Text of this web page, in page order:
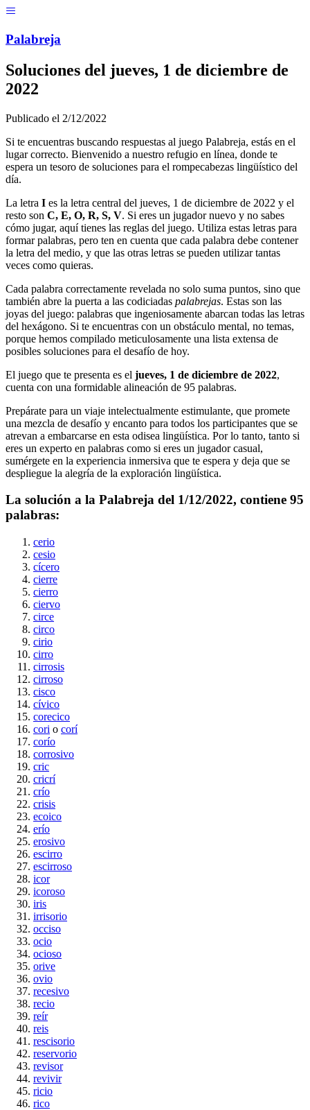
Palabreja
Soluciones del jueves, 1 de diciembre de
2022
Publicado el 2/12/2022
Si te encuentras buscando respuestas al juego Palabreja, estás en el
lugar correcto. Bienvenido a nuestro refugio en línea, donde te
espera un tesoro de soluciones para el rompecabezas lingüístico del
día.
La letra I es la letra central del jueves, 1 de diciembre de 2022 y el
resto son C, E, O, R, S, V. Si eres un jugador nuevo y no sabes
cómo jugar, aquí tienes las reglas del juego. Utiliza estas letras para
formar palabras, pero ten en cuenta que cada palabra debe contener
la letra del medio, y que las otras letras se pueden utilizar tantas
veces como quieras.
Cada palabra correctamente revelada no solo suma puntos, sino que
también abre la puerta a las codiciadas palabrejas. Estas son las
joyas del juego: palabras que ingeniosamente abarcan todas las letras
del hexágono. Si te encuentras con un obstáculo mental, no temas,
porque hemos compilado meticulosamente una lista extensa de
posibles soluciones para el desafío de hoy.
El juego que te presenta es el jueves, 1 de diciembre de 2022,
cuenta con una formidable alineación de 95 palabras.
Prepárate para un viaje intelectualmente estimulante, que promete
una mezcla de desafío y encanto para todos los participantes que se
atrevan a embarcarse en esta odisea lingüística. Por lo tanto, tanto si
eres un experto en palabras como si eres un jugador casual,
sumérgete en la experiencia inmersiva que te espera y deja que se
despliegue la alegría de la exploración lingüística.
La solución a la Palabreja del 1/12/2022, contiene 95
palabras:
cerio
cesio
cícero
cierre
cierro
ciervo
circe
circo
cirio
cirro
cirrosis
cirroso
cisco
cívico
corecico
cori o corí
corío
corrosivo
cric
cricrí
crío
crisis
ecoico
erío
erosivo
escirro
escirroso
icor
icoroso
iris
irrisorio
occiso
ocio
ocioso
orive
ovio
recesivo
recio
reír
reis
rescisorio
reservorio
revisor
revivir
ricio
rico